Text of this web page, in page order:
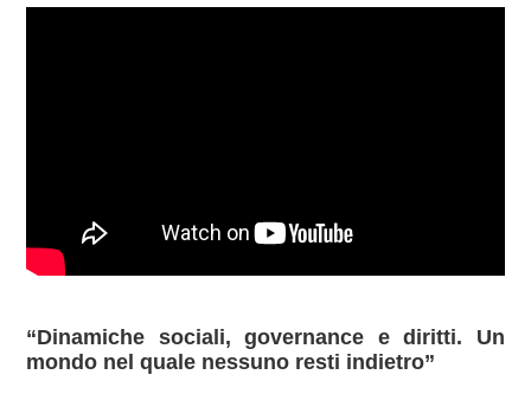
“Dinamiche sociali, governance e diritti. Un
mondo nel quale nessuno resti indietro”